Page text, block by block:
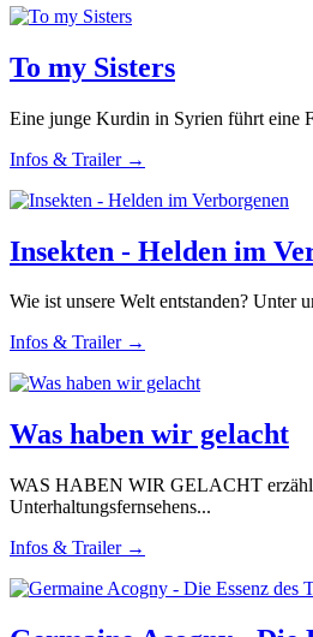
To my Sisters
Eine junge Kurdin in Syrien führt eine
Infos & Trailer →
Insekten - Helden im
Wie ist unsere Welt entstanden? Unter
Infos & Trailer →
Was haben wir gelacht
WAS HABEN WIR GELACHT
Unterhaltungsfernsehens...
Infos & Trailer →